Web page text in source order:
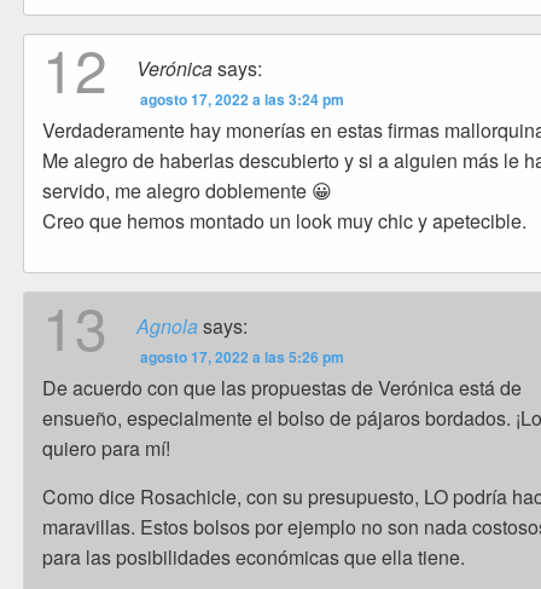
12 Verónicasays:
agosto 17, 2022 a las 3:24 pm
Verdaderamente hay monerías en estas firmas
Me alegro de haberlas descubierto y si a alguien más le
servido, me alegro doblemente 😀
Creo que hemos montado un look muy chic y apetecible.
13 Agnolasays:
agosto 17, 2022 a las 5:26 pm
De acuerdo con que las propuestas de Verónica está de
ensueño, especialmente el bolso de pájaros bordados.
quiero para mí!
Como dice Rosachicle, con su presupuesto, LO podría
maravillas. Estos bolsos por ejemplo no son nada
para las posibilidades económicas que ella tiene.